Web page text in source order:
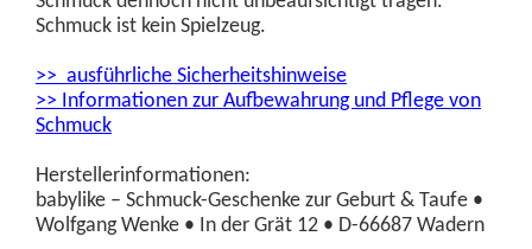
Schmuck ist kein Spielzeug.
>> ausführliche Sicherheitshinweise
>> Informationen zur Aufbewahrung und Pflege von
Schmuck
Herstellerinformationen:
babylike – Schmuck-Geschenke zur Geburt & Taufe •
Wolfgang Wenke • In der Grät 12 • D-66687 Wadern